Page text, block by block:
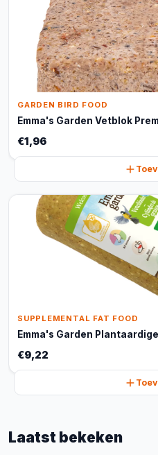
GARDEN BIRD FOOD
Emma's Garden Vetblok
€1,96
SUPPLEMENTAL FAT FOOD
Emma's Garden
€9,22
Laatst bekeken